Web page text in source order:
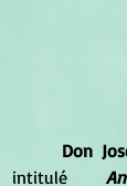
Don
intitulé